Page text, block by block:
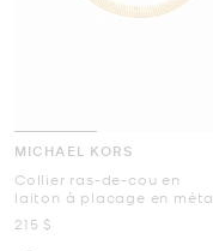
MICHAEL KORS
Collier ras-de-cou en
laiton à placage en métal
précieux et à pavé
maintenant
215 $